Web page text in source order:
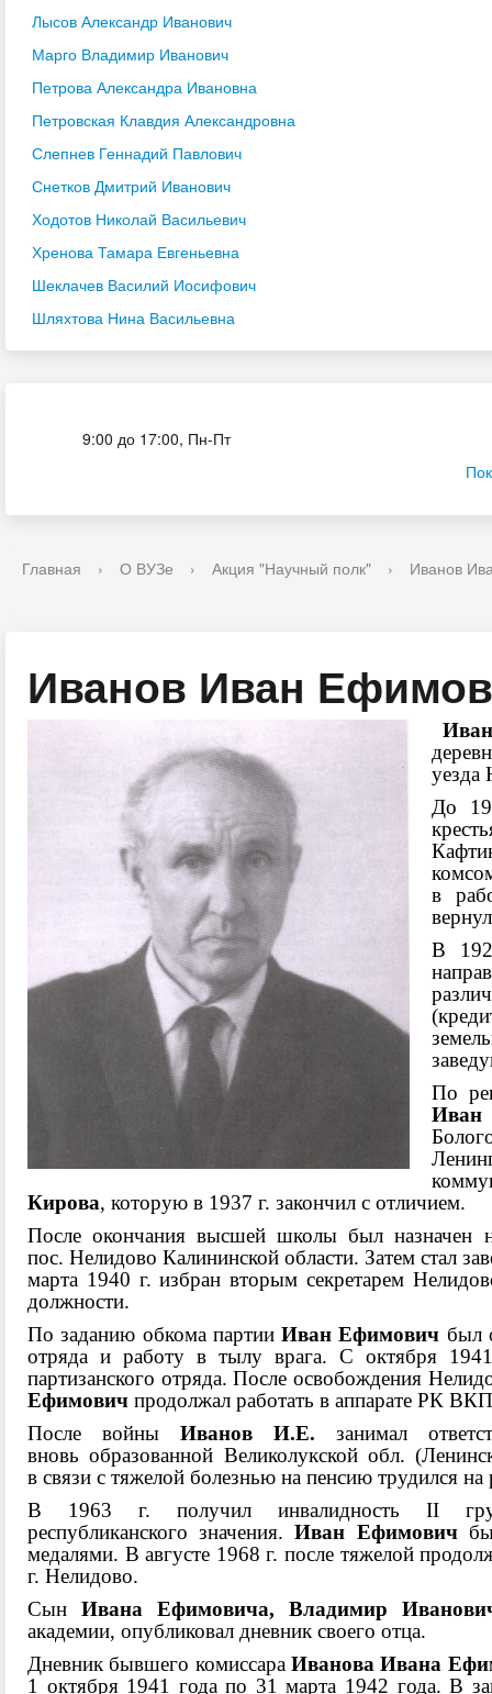
Лысов Александр Иванович
Марго Владимир Иванович
Петрова Александра Ивановна
Петровская Клавдия Александровна
Слепнев Геннадий Павлович
Снетков Дмитрий Иванович
Ходотов Николай Васильевич
Хренова Тамара Евгеньевна
Шеклачев Василий Иосифович
Шляхтова Нина Васильевна
9:00 до 17:00, Пн-Пт
Главная › О ВУЗе › Акция "Научный полк" › Иванов
Иванов Иван
уезда
До
в
В
По
Иван
Кирова, которую в 1937 г. закончил с отличием.
Послеокончания высшей школы был назначен
пос. Нелидово Калининской области. Затем стал
марта 1940 г. избран вторым секретарем
должности.
По заданию обкома партии Иван Ефимович был
отряда и работу в тылу врага. С октября
партизанского отряда. После освобождения
Ефимович продолжал работать в аппарате РК
После войны Иванов И.Е. занимал
вновьобразованной Великолукской обл.
в связи с тяжелой болезнью на пенсию трудился
В 1963 г. получил инвалидность II
республиканского значения. Иван Ефимович
медалями. Вавгусте 1968 г. после тяжелой
г. Нелидово.
Сын Ивана Ефимовича, Владимир
академии, опубликовал дневник своего отца.
Дневник бывшего комиссараИванова Ивана
1 октября 1941 года по 31 марта 1942 года. В